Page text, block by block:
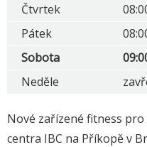
Čtvrtek
Pátek
Sobota
Neděle
Nové zařízené fitness
centra IBC na Příkopě v